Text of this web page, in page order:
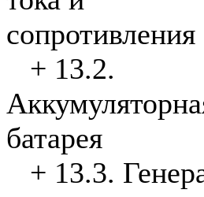
сопротивления
+ 13.2.
батарея
+ 13.3.